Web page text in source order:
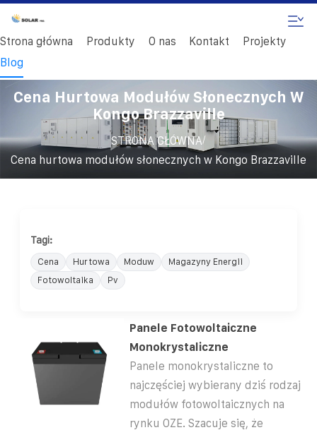
Strona główna Produkty O nas Kontakt
Projekty
Blog
Cena Hurtowa Modułów Słonecznych W
Kongo Brazzaville
STRONA GŁÓWNA/
Cena hurtowa modułów słonecznych w Kongo Brazzaville
Tagi:
Cena Hurtowa Moduw
Magazyny Energii
Fotowoltaika
Pv
Panele Fotowoltaiczne
Monokrystaliczne
Panele monokrystaliczne to
najczęściej wybierany dziś rodzaj
modułów fotowoltaicznych na
rynku OZE. Szacuje się, że